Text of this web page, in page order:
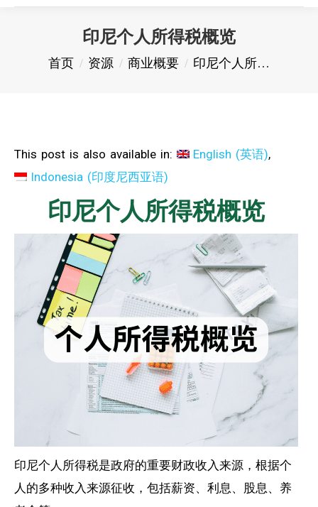
印尼个人所得税概览
您在这里：
首页 资源 商业概要 印尼个人所…
This post is also available in: English (英语)
Indonesia (印度尼西亚语)
印尼个人所得税概览
印尼个人所得税是政府的重要财政收入来源，根据个
人的多种收入来源征收，包括薪资、利息、股息、养